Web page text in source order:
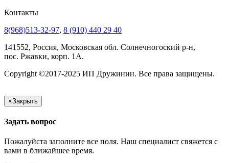
Контакты
8(968)513-32-97, 8 (910) 440 29 40
141552, Россия, Московская обл. Солнечногоский р-н,
пос. Ржавки, корп. 1А.
Copyright ©2017-2025 ИП Дружинин. Все права защищены.
×Закрыть
Задать вопрос
Пожалуйста заполните все поля. Наш специалист свяжется с
вами в ближайшее время.